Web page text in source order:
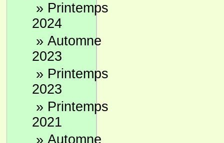
» Printemps
2024
» Automne
2023
» Printemps
2023
» Printemps
2021
» Automne